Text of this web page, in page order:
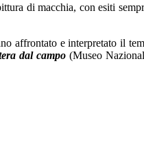
di macchia, con esiti
affrontato e interpretato il
dal campo (Museo